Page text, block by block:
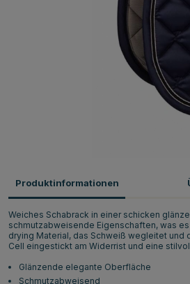
Produktinformationen
Weiches Schabrack in einer schicken
schmutzabweisende Eigenschaften, was
drying Material, das Schweiß wegleitet und
Cell eingestickt am Widerrist und eine
Glänzende elegante Oberfläche
Schmutzabweisend